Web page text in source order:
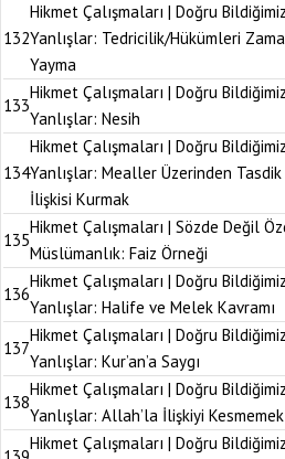
132
Hikmet Çalışmaları | Doğru Bildiğimiz
Yanlışlar: Tedricilik/Hükümleri
Yayma
133
Hikmet Çalışmaları | Doğru Bildiğimiz
Yanlışlar: Nesih
134
Hikmet Çalışmaları | Doğru Bildiğimiz
Yanlışlar: Mealler Üzerinden Tasdik
İlişkisi Kurmak
135
Hikmet Çalışmaları | Sözde Değil
Müslümanlık: Faiz Örneği
136
Hikmet Çalışmaları | Doğru Bildiğimiz
Yanlışlar: Halife ve Melek Kavramı
137
Hikmet Çalışmaları | Doğru Bildiğimiz
Yanlışlar: Kur’an’a Saygı
138
Hikmet Çalışmaları | Doğru Bildiğimiz
Yanlışlar: Allah’la İlişkiyi Kesmemek
Hikmet Çalışmaları | Doğru Bildiğimiz